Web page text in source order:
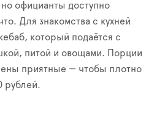
официанты доступно
Для знакомства с кухней
который подаётся с
питой и овощами. Порции
приятные — чтобы плотно
рублей.